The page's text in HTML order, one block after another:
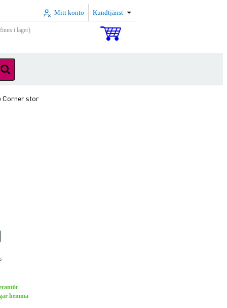
Mitt konto Kundtjänst
i lager)
Corner stor
hemma